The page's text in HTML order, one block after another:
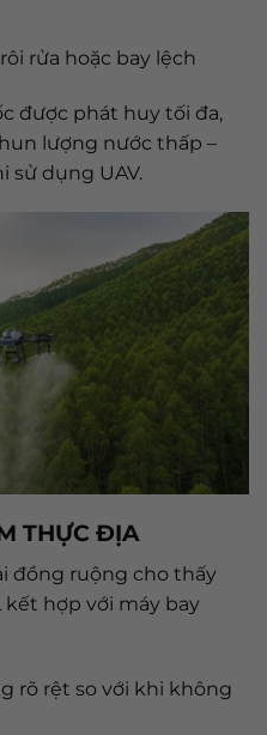
rửa hoặc bay lệch
được phát huy tối đa,
lượng nước thấp –
sử dụng UAV.
THỰC ĐỊA
đồng ruộng cho thấy
kết hợp với máy bay
rõ rệt so với khi không